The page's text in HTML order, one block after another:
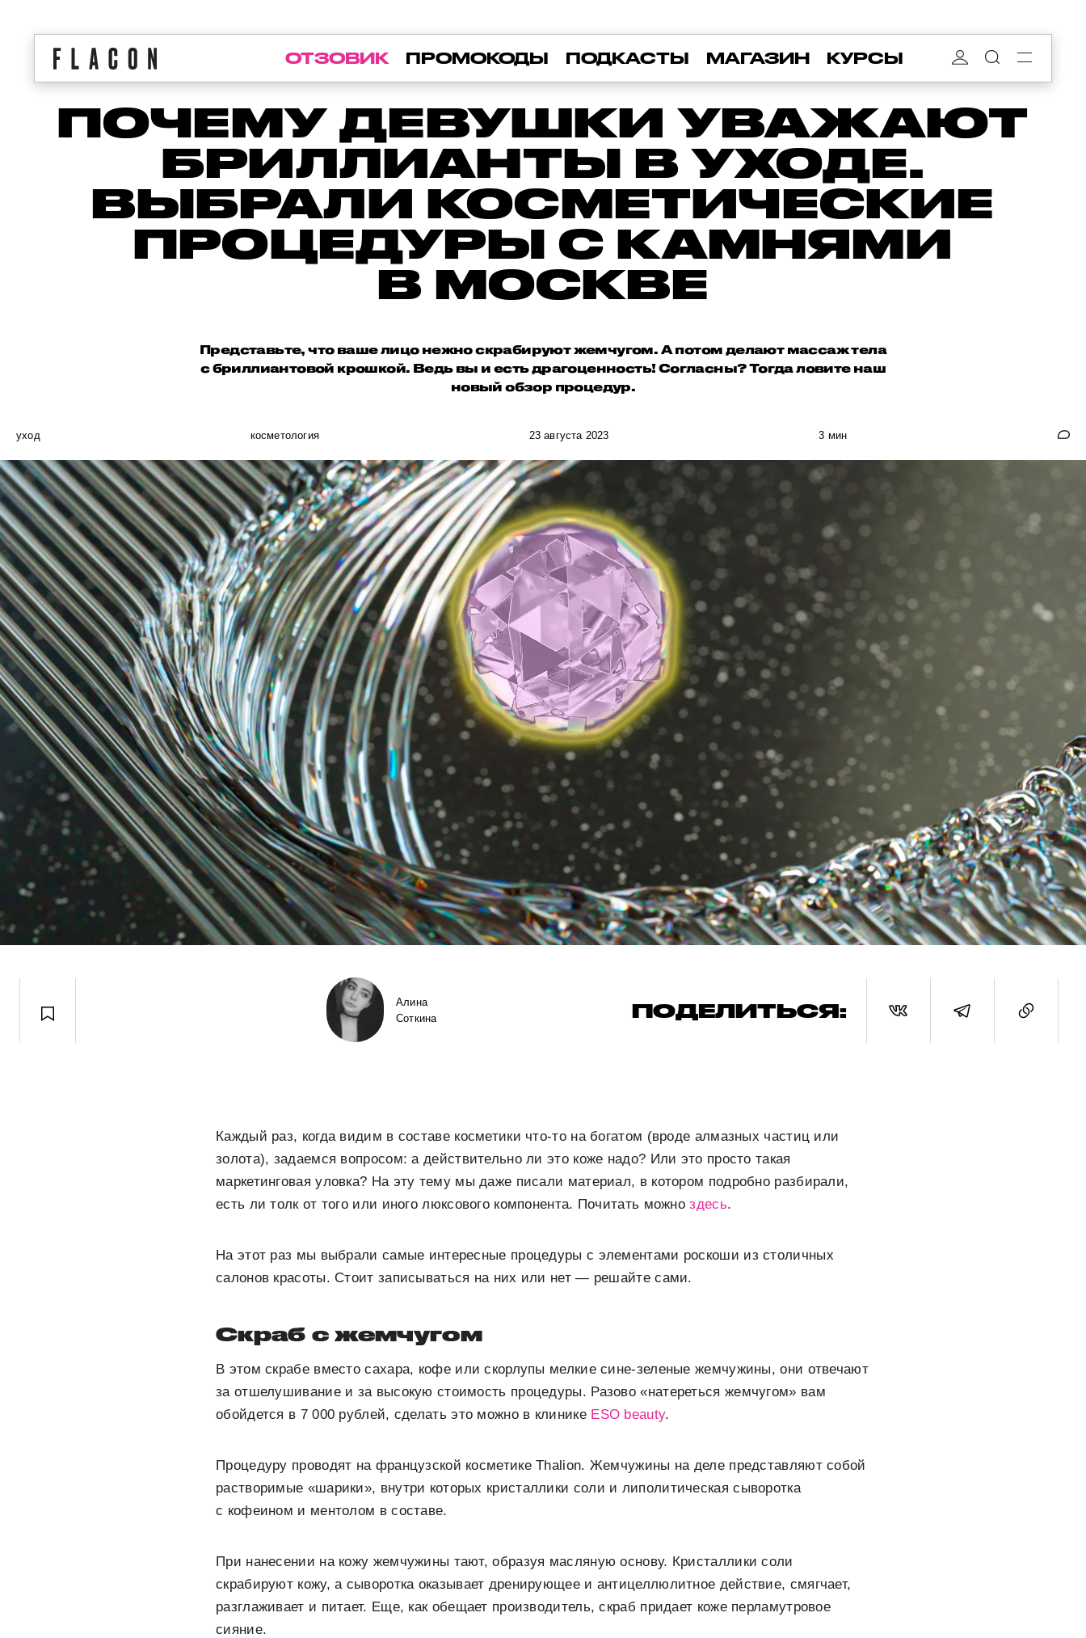
ОТЗОВИК ПРОМОКОДЫ ПОДКАСТЫ МАГАЗИН КУРСЫ
ПОЧЕМУ ДЕВУШКИ УВАЖАЮТ
БРИЛЛИАНТЫ В УХОДЕ.
ВЫБРАЛИ КОСМЕТИЧЕСКИЕ
ПРОЦЕДУРЫ С КАМНЯМИ
В МОСКВЕ
Представьте, что ваше лицо нежно скрабируют жемчугом. А потом делают массаж тела
с бриллиантовой крошкой. Ведь вы и есть драгоценность! Согласны? Тогда ловите наш
новый обзор процедур.
уход косметология 23 августа 2023 3 мин
Алина
Соткина
ПОДЕЛИТЬСЯ:
Каждый раз, когда видим в составе косметики что-то на богатом (вроде алмазных частиц или
золота), задаемся вопросом: а действительно ли это коже надо? Или это просто такая
маркетинговая уловка? На эту тему мы даже писали материал, в котором подробно разбирали,
есть ли толк от того или иного люксового компонента. Почитать можноздесь.
На этот раз мы выбрали самые интересные процедуры с элементами роскоши из столичных
салонов красоты. Стоит записываться на них или нет — решайте сами.
Скраб с жемчугом
В этом скрабе вместо сахара, кофе или скорлупы мелкие сине-зеленые жемчужины, они отвечают
за отшелушивание и за высокую стоимость процедуры. Разово «натереться жемчугом» вам
обойдется в 7 000 рублей, сделать это можно в клинике ESO beauty.
Процедуру проводят на французской косметике Thalion. Жемчужины на деле представляют собой
растворимые «шарики», внутри которых кристаллики соли и липолитическая сыворотка
с кофеином и ментолом в составе.
При нанесении на кожу жемчужины тают, образуя масляную основу. Кристаллики соли
скрабируют кожу, а сыворотка оказывает дренирующее и антицеллюлитное действие, смягчает,
разглаживает и питает. Еще, как обещает производитель, скраб придает коже перламутровое
сияние.